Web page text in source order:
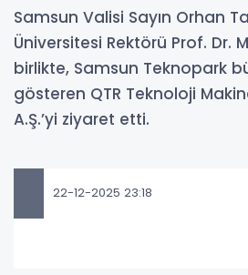
Samsun Valisi Sayın Orhan
Üniversitesi Rektörü Prof. Dr.
birlikte, Samsun Teknopark
gösteren QTR Teknoloji
A.Ş.’yi ziyaret etti.
22-12-2025 23:18